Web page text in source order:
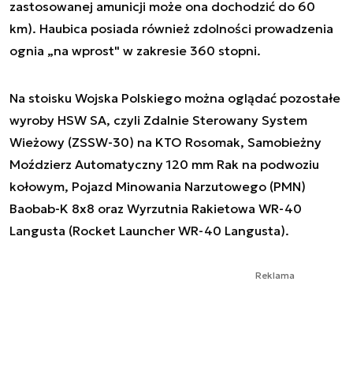
zastosowanej amunicji może ona dochodzić do 60
km). Haubica posiada również zdolności prowadzenia
ognia „na wprost" w zakresie 360 stopni.
Na stoisku Wojska Polskiego można oglądać pozostałe
wyroby HSW SA, czyli Zdalnie Sterowany System
Wieżowy (ZSSW-30) na KTO Rosomak, Samobieżny
Moździerz Automatyczny 120 mm Rak na podwoziu
kołowym, Pojazd Minowania Narzutowego (PMN)
Baobab-K 8x8 oraz Wyrzutnia Rakietowa WR-40
Langusta (Rocket Launcher WR-40 Langusta).
Reklama